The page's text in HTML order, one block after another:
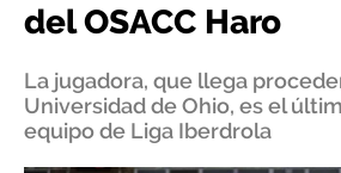
del OSACC Haro
La jugadora, que llega
Universidad de Ohio, es el
equipo de Liga Iberdrola